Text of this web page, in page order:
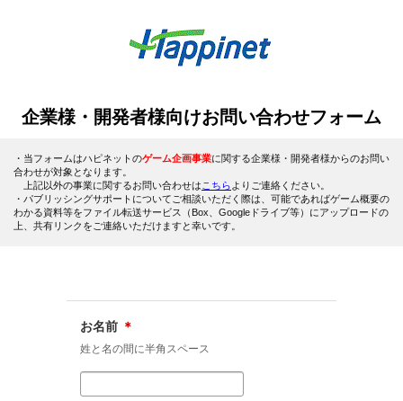
企業様・開発者様向けお問い合わせフォーム
・当フォームはハピネットのゲーム企画事業に関する企業様・開発者様からのお問い
合わせが対象となります。
上記以外の事業に関するお問い合わせは こちら よりご連絡ください。
・パブリッシングサポートについてご相談いただく際は、可能であればゲーム概要の
わかる資料等をファイル転送サービス（Box、Googleドライブ等）にアップロードの
上、共有リンクをご連絡いただけますと幸いです。
お名前 ＊
姓と名の間に半角スペース